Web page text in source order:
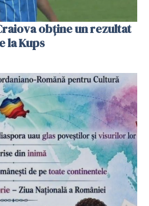
obține un rezultat
la Kups